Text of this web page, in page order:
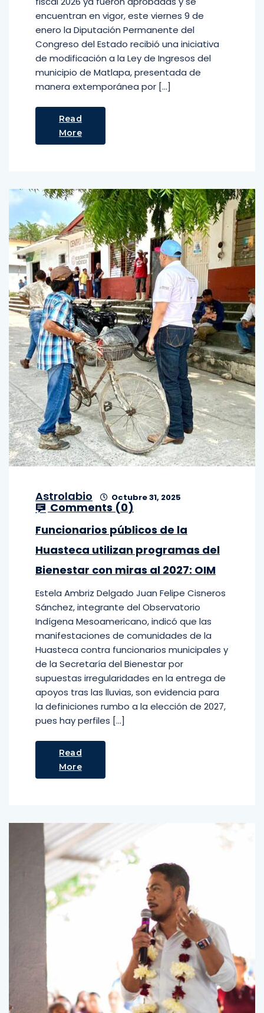
encuentran en vigor, este viernes 9 de
enero la Diputación Permanente del
Congreso del Estado recibió una iniciativa
de modificación a la Ley de Ingresos del
municipio de Matlapa, presentada de
manera extemporánea por […]
Read
More
Astrolabio Octubre 31, 2025
Comments (0)
Funcionarios públicos de la
Huasteca utilizan programas del
Bienestar con miras al 2027: OIM
Estela Ambriz Delgado Juan Felipe Cisneros
Sánchez, integrante del Observatorio
Indígena Mesoamericano, indicó que las
manifestaciones de comunidades de la
Huasteca contra funcionarios municipales y
de la Secretaría del Bienestar por
supuestas irregularidades en la entrega de
apoyos tras las lluvias, son evidencia para
la definiciones rumbo a la elección de 2027,
pues hay perfiles […]
Read
More